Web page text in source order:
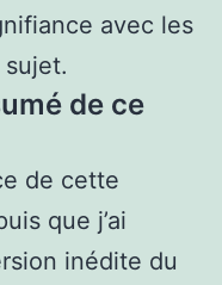
avec les
de ce
de cette
que j’ai
inédite du